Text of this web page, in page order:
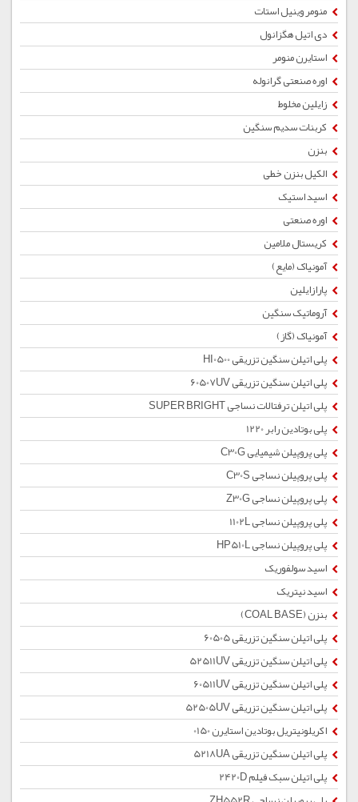
منومر وینیل استات
دی اتیل هگزانول
استایرن منومر
اوره صنعتی گرانوله
زایلین مخلوط
کربنات سدیم سنگین
بنزن
الکیل بنزن خطی
اسید استیک
اوره صنعتی
کریستال ملامین
آمونیاک (مایع)
پارازایلین
آروماتیک سنگین
آمونیاک (گاز)
پلی اتیلن سنگین تزریقی HI0500
پلی اتیلن سنگین تزریقی 60507UV
پلی اتیلن ترفتالات نساجی SUPER BRIGHT
پلی بوتادین رابر 1220
پلی پروپیلن شیمیایی C30G
پلی پروپیلن نساجی C30S
پلی پروپیلن نساجی Z30G
پلی پروپیلن نساجی 1102L
پلی پروپیلن نساجی HP510L
اسید سولفوریک
اسید نیتریک
بنزن (COAL BASE)
پلی اتیلن سنگین تزریقی 60505
پلی اتیلن سنگین تزریقی 52511UV
پلی اتیلن سنگین تزریقی 60511UV
پلی اتیلن سنگین تزریقی 52505UV
اکریلونیتریل بوتادین استایرن 0150
پلی اتیلن سنگین تزریقی 5218UA
پلی اتیلن سبک فیلم 2420D